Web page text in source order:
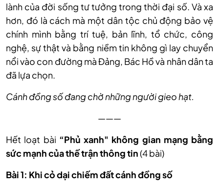
lành của đời sống tư tưởng trong thời đại số. Và xa
hơn, đó là cách mà một dân tộc chủ động bảo vệ
chính mình bằng trí tuệ, bản lĩnh, tổ chức, công
nghệ, sự thật và bằng niềm tin không gì lay chuyển
nổi vào con đường mà Đảng, Bác Hồ và nhân dân ta
đã lựa chọn.
Cánh đồng số đang chờ những người gieo hạt.
———
Hết loạt bài “Phủ xanh" không gian mạng bằng
sức mạnh của thế trận thông tin(4 bài)
Bài 1: Khi cỏ dại chiếm đất cánh đồng số